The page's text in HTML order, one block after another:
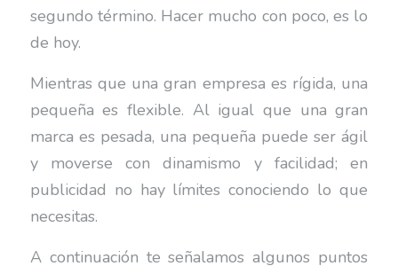
segundo término. Hacer mucho con poco, es lo
de hoy.
Mientras que una gran empresa es rígida, una
pequeña es flexible. Al igual que una gran
marca es pesada, una pequeña puede ser ágil
y moverse con dinamismo y facilidad; en
publicidad no hay límites conociendo lo que
necesitas.
A continuación te señalamos algunos puntos